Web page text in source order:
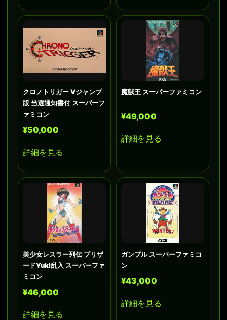
クロノトリガー Vジャンプ
版 当選通知書付 スーパーフ
ァミコン
¥50,000
詳細を見る
魔獣王 スーパーファミコン
¥49,000
詳細を見る
美少女レスラー列伝 ブリザ
ードYuki乱入 スーパーファ
ミコン
¥46,000
詳細を見る
ガンプル スーパーファミコ
ン
¥43,000
詳細を見る